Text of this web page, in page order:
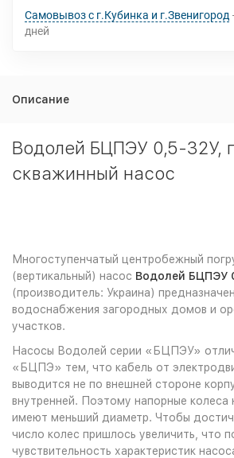
Самовывоз с г.Кубинка и г.Звенигород
дней
Описание
Водолей БЦПЭУ 0,5-32У,
скважинный насос
Многоступенчатый центробежный
(вертикальный) насос Водолей БЦПЭУ
(производитель: Украина)
водоснабжения загородных домов и
участков.
Насосы Водолей серии «БЦПЭУ»
«БЦПЭ» тем, что кабель от
выводится не по внешней стороне
внутренней. Поэтому напорные колеса
имеют меньший диаметр. Чтобы
число колес пришлось увеличить, что
чувствительность характеристик